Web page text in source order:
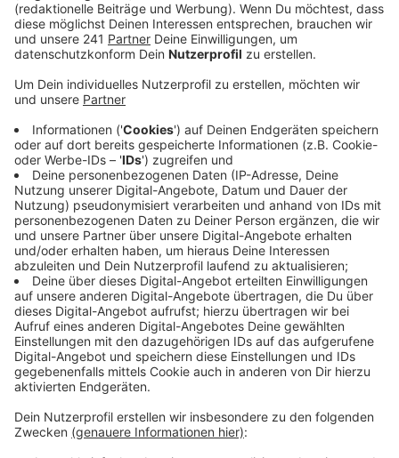
findet traditionell in der Wiesdorfer City statt –
hierfür laufen die Vorbereitungen gerade schon
auf Hochtouren.
Veröffentlicht:Donnerstag, 06.10.2022 06:37
Anzeige
Umfang und Programm stehen: Insgesamt werden
dieses Jahr rund 70 verschiedene Anbieter auf dem
Christkindchenmarkt dabei sein. Der Großteil der
Teilnehmer sind Stammbeschicker und oft schon über
20 Jahre dabei, sagt der Veranstalter. Rund 20
Prozent seien neue Teilnehmer und sollen den Markt
attraktiv halten, neue Trends beisteuern und die
Qualität verbessern. Neben Marktständen erwartet
Besucher auf dem Rathaus-Vorplatz auch in diesem
Jahr wieder eine große Bühne mit festen
anderem Jazz-Weihnachtsmänner, Moving Pianos und